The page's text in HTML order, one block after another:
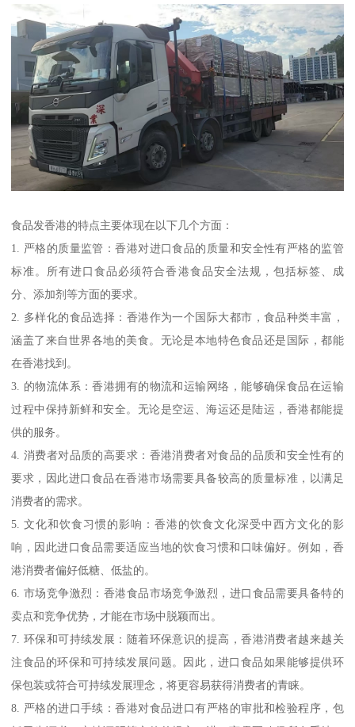
食品发香港的特点主要体现在以下几个方面：
1. 严格的质量监管：香港对进口食品的质量和安全性有严格的监管
标准。所有进口食品必须符合香港食品安全法规，包括标签、成
分、添加剂等方面的要求。
2. 多样化的食品选择：香港作为一个国际大都市，食品种类丰富，
涵盖了来自世界各地的美食。无论是本地特色食品还是国际，都能
在香港找到。
3. 的物流体系：香港拥有的物流和运输网络，能够确保食品在运输
过程中保持新鲜和安全。无论是空运、海运还是陆运，香港都能提
供的服务。
4. 消费者对品质的高要求：香港消费者对食品的品质和安全性有的
要求，因此进口食品在香港市场需要具备较高的质量标准，以满足
消费者的需求。
5. 文化和饮食习惯的影响：香港的饮食文化深受中西方文化的影
响，因此进口食品需要适应当地的饮食习惯和口味偏好。例如，香
港消费者偏好低糖、低盐的。
6. 市场竞争激烈：香港食品市场竞争激烈，进口食品需要具备特的
卖点和竞争优势，才能在市场中脱颖而出。
7. 环保和可持续发展：随着环保意识的提高，香港消费者越来越关
注食品的环保和可持续发展问题。因此，进口食品如果能够提供环
保包装或符合可持续发展理念，将更容易获得消费者的青睐。
8. 严格的进口手续：香港对食品进口有严格的审批和检验程序，包